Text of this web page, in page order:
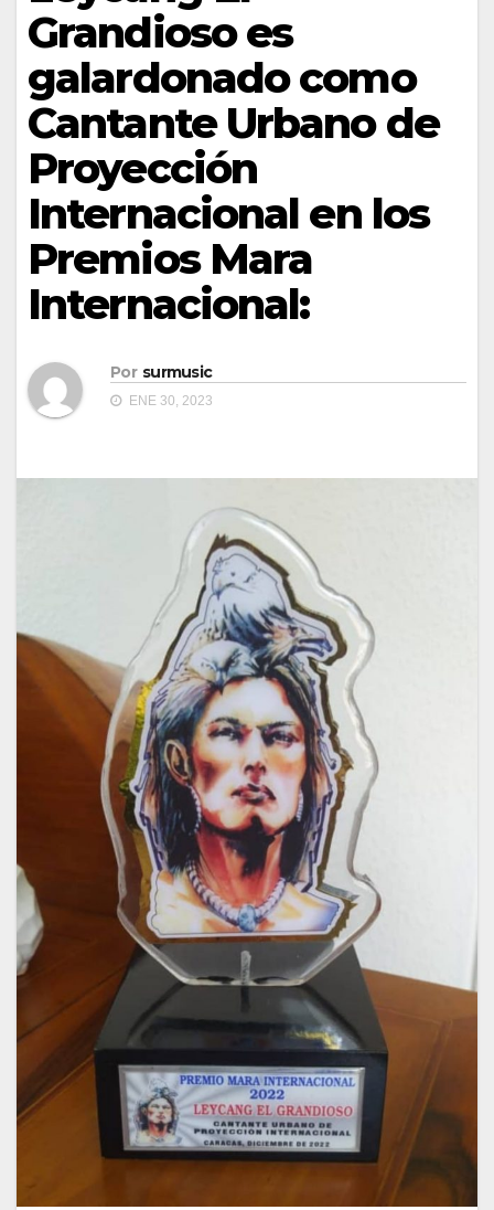
Grandioso es
galardonado como
Cantante Urbano de
Proyección
Internacional en los
Premios Mara
Internacional:
Por surmusic
ENE 30, 2023